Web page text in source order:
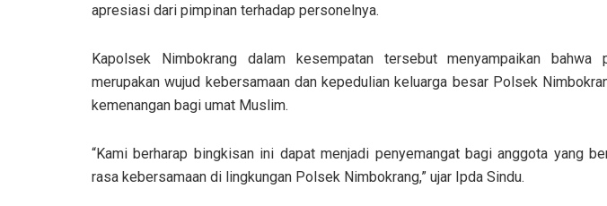
apresiasi dari pimpinan terhadap personelnya.
Kapolsek Nimbokrang dalam kesempatan tersebut menyampaikan bahwa
merupakan wujud kebersamaan dan kepedulian keluarga besar Polsek
kemenangan bagi umat Muslim.
“Kami berharap bingkisan ini dapat menjadi penyemangat bagi anggota yang
rasa kebersamaan di lingkungan Polsek Nimbokrang,” ujar Ipda Sindu.